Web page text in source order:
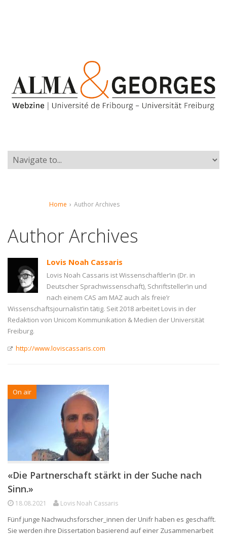
Home › Author Archives
Author Archives
Lovis Noah Cassaris
Lovis Noah Cassaris ist Wissenschaftler’in (Dr. in
Deutscher Sprachwissenschaft), Schriftsteller’in und
nach einem CAS am MAZ auch als freie’r
Wissenschaftsjournalist’in tätig. Seit 2018 arbeitet Lovis in der
Redaktion von Unicom Kommunikation & Medien der Universität
Freiburg.
http://www.loviscassaris.com
On air
«Die Partnerschaft stärkt in der Suche nach
Sinn.»
18.08.2021 Lovis Noah Cassaris
Fünf junge Nachwuchsforscher_innen der Unifr haben es geschafft.
Sie werden ihre Dissertation basierend auf einer Zusammenarbeit